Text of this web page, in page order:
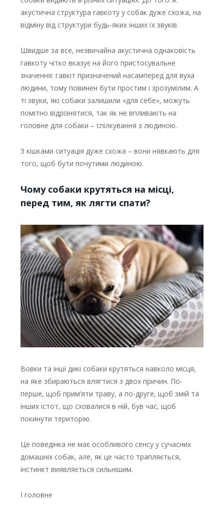
акустична структура гавкоту у собак дуже схожа, на
відміну від структури будь-яких інших їх звуків.
Швидше за все, незвичайна акустична однаковість
гавкоту чітко вказує на його пристосувальне
значення: гавкіт призначений насамперед для вуха
людини, тому повинен бути простим і зрозумілим. А
ті звуки, які собаки залишили «для себе», можуть
помітно відрізнятися, так як не впливають на
головне для собаки – спілкування з людиною.
З кішками ситуація дуже схожа – вони нявкають для
того, щоб бути почутими людиною.
Чому собаки крутяться на місці,
перед тим, як лягти спати?
Вовки та інші дикі собаки крутяться навколо місця,
на яке збираються влягтися з двох причин. По-
перше, щоб прим’яти траву, а по-друге, щоб змій та
інших істот, що сховалися в ній, був час, щоб
покинути територію.
Це поведінка не має особливого сенсу у сучасних
домашніх собак, але, як це часто трапляється,
інстинкт виявляється сильнішим.
І головне